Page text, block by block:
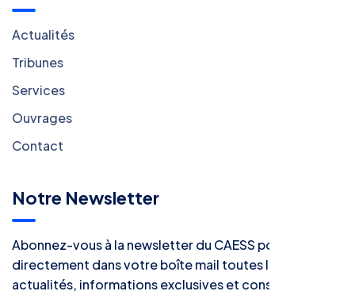
Actualités
Tribunes
Services
Ouvrages
Contact
Notre Newsletter
Abonnez-vous à la newsletter du CAESS pour recevoir
directement dans votre boîte mail toutes les
actualités, informations exclusives et conseils utiles.